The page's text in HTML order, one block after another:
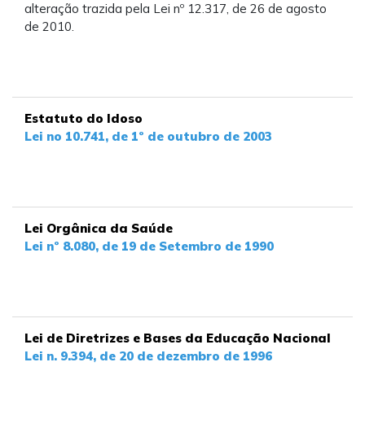
alteração trazida pela Lei nº 12.317, de 26 de agosto
de 2010.
Estatuto do Idoso
Lei no 10.741, de 1º de outubro de 2003
Lei Orgânica da Saúde
Lei nº 8.080, de 19 de Setembro de 1990
Lei de Diretrizes e Bases da Educação Nacional
Lei n. 9.394, de 20 de dezembro de 1996